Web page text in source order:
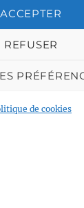
ACCEPTER
REFUSER
de cookies
Habitable